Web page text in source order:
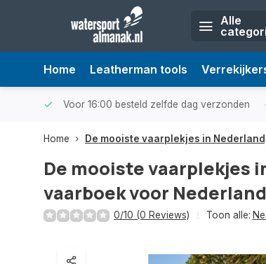
Alle
Home Leatherman tools
Voor 16:00 besteld zelfde dag verzonden
Home De mooiste vaarplekjes in
De mooiste vaarplekjes
vaarboek voor
0/10 (0 Reviews) Toon alle: